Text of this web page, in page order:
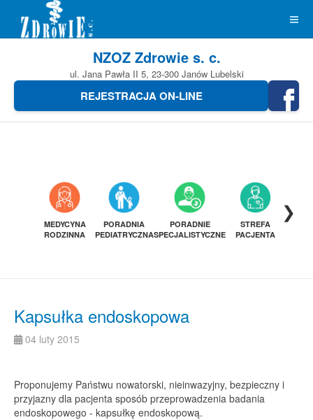
NZOZ Zdrowie s. c.
ul. Jana Pawła II 5, 23-300 Janów Lubelski
REJESTRACJA ON-LINE
MEDYCYNA
RODZINNA
PORADNIA
PEDIATRYCZNA
PORADNIE
SPECJALISTYCZNE
STREFA
PACJENTA
❯
Kapsułka endoskopowa
04 luty 2015
Proponujemy Państwu nowatorski, nieinwazyjny, bezpieczny i
przyjazny dla pacjenta sposób przeprowadzenia badania
endoskopowego - kapsułkę endoskopową.